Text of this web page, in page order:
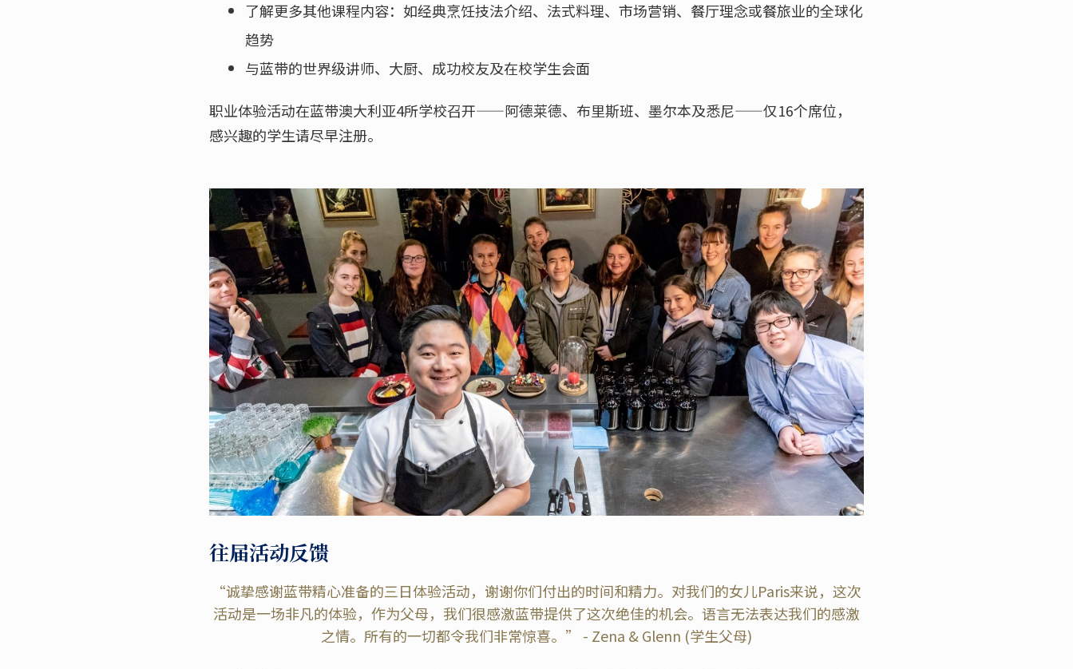
了解更多其他课程内容：如经典烹饪技法介绍、法式料理、市场营销、餐厅理念或餐旅业的全球化
趋势
与蓝带的世界级讲师、大厨、成功校友及在校学生会面
职业体验活动在蓝带澳大利亚4所学校召开——阿德莱德、布里斯班、墨尔本及悉尼——仅16个席位，
感兴趣的学生请尽早注册。
往届活动反馈
“诚挚感谢蓝带精心准备的三日体验活动，谢谢你们付出的时间和精力。对我们的女儿Paris来说，这次
活动是一场非凡的体验，作为父母，我们很感激蓝带提供了这次绝佳的机会。语言无法表达我们的感激
之情。所有的一切都令我们非常惊喜。” - Zena & Glenn (学生父母)